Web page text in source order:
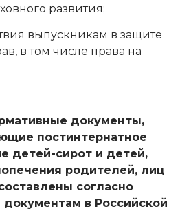
развития;
выпускникам в защите
в том числе права на
документы,
постинтернатное
детей-сирот и детей,
родителей, лиц
согласно
в Российской